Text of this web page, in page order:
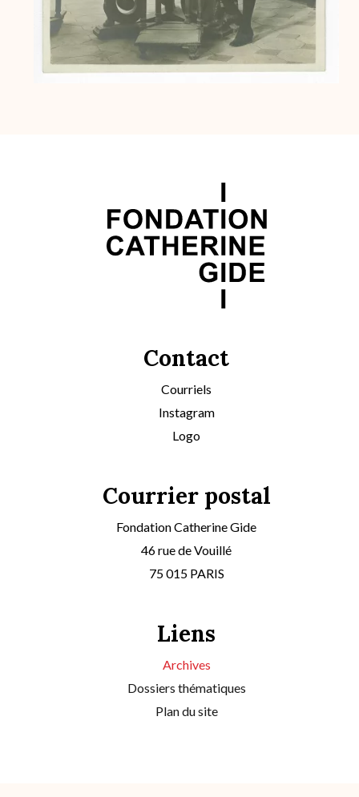
Contact
Courriels
Instagram
Logo
Courrier postal
Fondation Catherine Gide
46 rue de Vouillé
75 015 PARIS
Liens
Archives
Dossiers thématiques
Plan du site